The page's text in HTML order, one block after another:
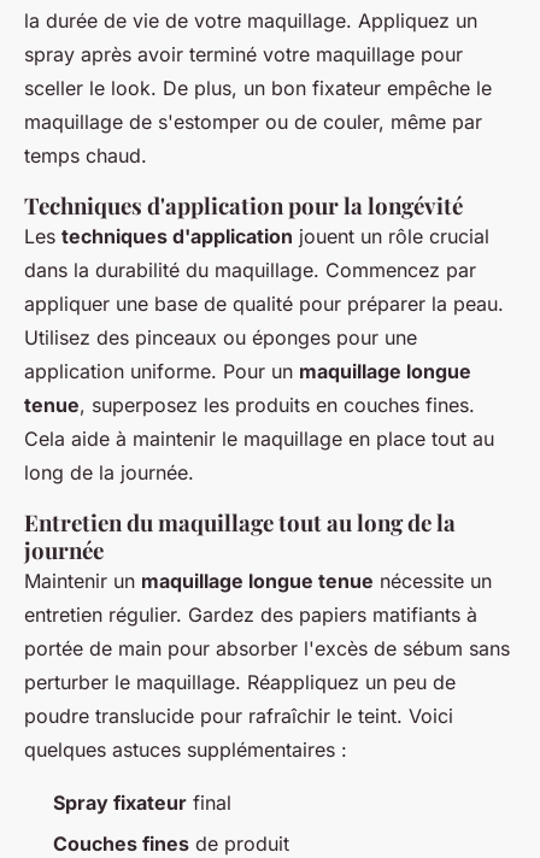
la durée de vie de votre maquillage. Appliquez un
spray après avoir terminé votre maquillage pour
sceller le look. De plus, un bon fixateur empêche le
maquillage de s'estomper ou de couler, même par
temps chaud.
Techniques d'application pour la longévité
Les techniques d'application jouent un rôle crucial
dans la durabilité du maquillage. Commencez par
appliquer une base de qualité pour préparer la peau.
Utilisez des pinceaux ou éponges pour une
application uniforme. Pour un maquillage longue
tenue, superposez les produits en couches fines.
Cela aide à maintenir le maquillage en place tout au
long de la journée.
Entretien du maquillage tout au long de la
journée
Maintenir un maquillage longue tenue nécessite un
entretien régulier. Gardez des papiers matifiants à
portée de main pour absorber l'excès de sébum sans
perturber le maquillage. Réappliquez un peu de
poudre translucide pour rafraîchir le teint. Voici
quelques astuces supplémentaires :
Spray fixateur final
Couches fines de produit